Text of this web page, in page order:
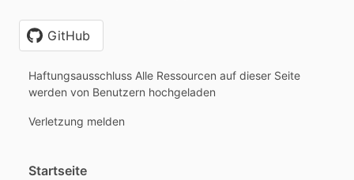
GitHub
Haftungsausschluss Alle Ressourcen auf dieser Seite
werden von Benutzern hochgeladen
Verletzung melden
Startseite